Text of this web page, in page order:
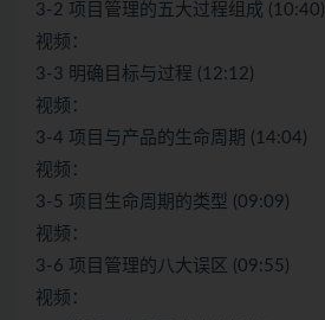
3-2 项目管理的五大过程组成 (10:40)
视频：
3-3 明确目标与过程 (12:12)
视频：
3-4 项目与产品的生命周期 (14:04)
视频：
3-5 项目生命周期的类型 (09:09)
视频：
3-6 项目管理的八大误区 (09:55)
视频：